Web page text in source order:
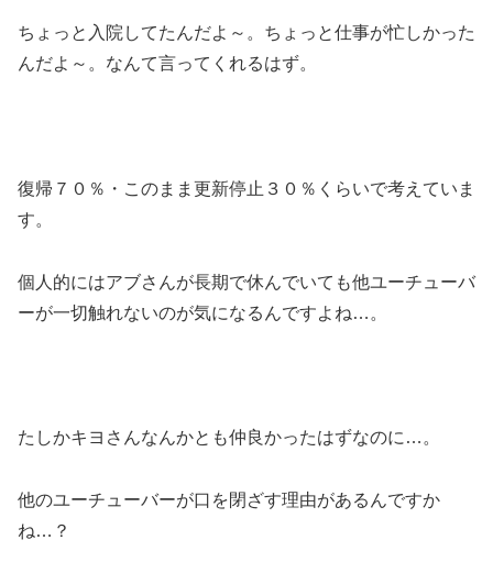
ちょっと入院してたんだよ～。ちょっと仕事が忙しかった
んだよ～。なんて言ってくれるはず。
復帰７０％・このまま更新停止３０％くらいで考えていま
す。
個人的にはアブさんが長期で休んでいても他ユーチューバ
ーが一切触れないのが気になるんですよね…。
たしかキヨさんなんかとも仲良かったはずなのに…。
他のユーチューバーが口を閉ざす理由があるんですか
ね…？